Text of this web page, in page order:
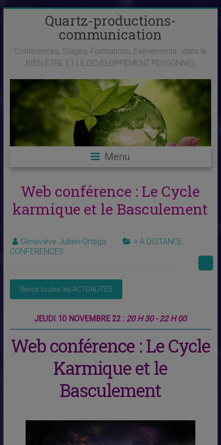
Quartz-productions-
communication
Conférences, Stages, Formations, Evènements : dans le
BIEN-ÊTRE ET LE DEVELOPPEMENT PERSONNEL
Menu
Web conférence : Le Cycle
karmique et le Basculement
Geneviève Jullien-Ortega > A DISTANCE,
CONFERENCES
JEUDI 10 NOVEMBRE 22 : 20 H 30 - 22 H 00
Web conférence : Le Cycle
Karmique et le
Basculement